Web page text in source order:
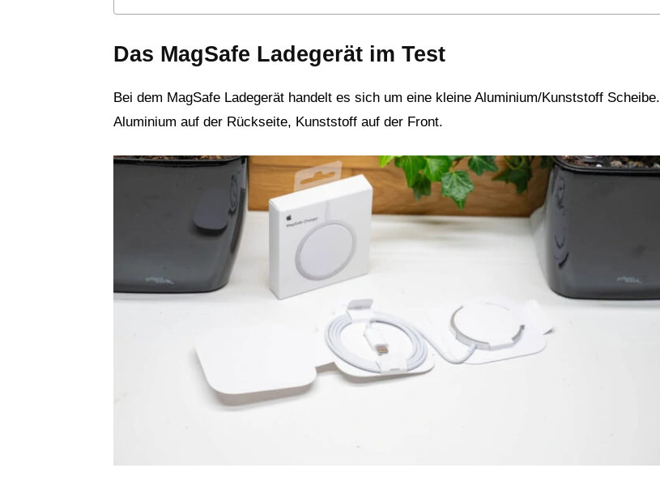
Das MagSafe Ladegerät im Test
Bei dem MagSafe Ladegerät handelt es sich um eine kleine Aluminium/Kunststoff Scheibe.
Aluminium auf der Rückseite, Kunststoff auf der Front.